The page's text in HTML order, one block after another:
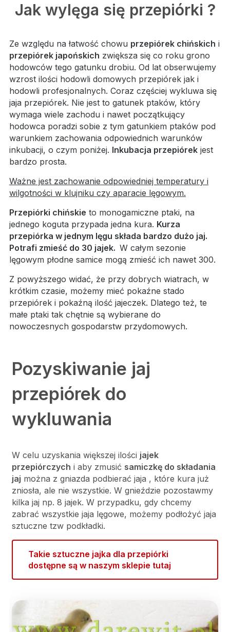
Jak wylęga się przepiórki ?
Ze względu na łatwość chowu przepiórek chińskich i
przepiórek japońskich zwiększa się co roku grono
hodowców tego gatunku drobiu. Od lat obserwujemy
wzrost ilości hodowli domowych przepiórek jak i
hodowli profesjonalnych. Coraz częściej wykluwa się
jaja przepiórek. Nie jest to gatunek ptaków, który
wymaga wiele zachodu i nawet początkujący
hodowca poradzi sobie z tym gatunkiem ptaków pod
warunkiem zachowania odpowiednich warunków
inkubacji, o czym poniżej. Inkubacja przepiórekjest
bardzo prosta.
Ważne jest zachowanie odpowiedniej temperatury i
wilgotności w klujniku czy aparacie lęgowym.
Przepiórki chińskie to monogamiczne ptaki, na
jednego koguta przypada jedna kura. Kurza
przepiórka w jednym lęgu składa bardzo dużo jaj.
Potrafi zmieść do 30 jajek. W całym sezonie
lęgowym płodne samice mogą zmieść ich nawet 300.
Z powyższego widać, że przy dobrych wiatrach, w
krótkim czasie, możemy mieć pokaźne stado
przepiórek i pokaźną ilość jajeczek. Dlatego też, te
małe ptaki tak chętnie są wybierane do
nowoczesnych gospodarstw przydomowych.
Pozyskiwanie jaj
przepiórek do
wykluwania
W celu uzyskania większej ilości jajek
przepiórczych i aby zmusić samiczkę do składania
jaj można z gniazda podbierać jaja , które kura już
zniosła, ale nie wszystkie. W gnieździe pozostawmy
kilka jaj np. 8 jajek. W przypadku, gdy chcemy
zabrać wszystkie jaja lęgowe, możemy podłożyć jaja
sztuczne tzw podkładki.
Takie sztuczne jajka dla przepiórki
dostępne są w naszym sklepie tutaj